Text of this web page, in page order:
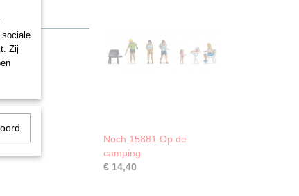
Noch 15881 Op de
camping
€ 14,40
sociale
Zij